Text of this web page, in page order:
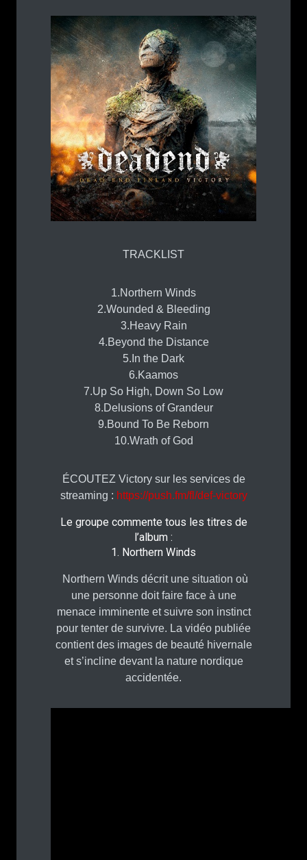
TRACKLIST
1.Northern Winds
2.Wounded & Bleeding
3.Heavy Rain
4.Beyond the Distance
5.In the Dark
6.Kaamos
7.Up So High, Down So Low
8.Delusions of Grandeur
9.Bound To Be Reborn
10.Wrath of God
ÉCOUTEZ Victory sur les services de
streaming : https://push.fm/fl/def-victory
Le groupe commente tous les titres de
l’album :
1. Northern Winds
Northern Winds décrit une situation où
une personne doit faire face à une
menace imminente et suivre son instinct
pour tenter de survivre. La vidéo publiée
contient des images de beauté hivernale
et s’incline devant la nature nordique
accidentée.